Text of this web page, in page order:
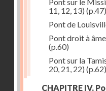
11, 12, 13) (p.47)
Pont de
Pont droit à
(p.60)
Pont sur la
20, 21, 22) (p.62)
CHAPITRE IV.